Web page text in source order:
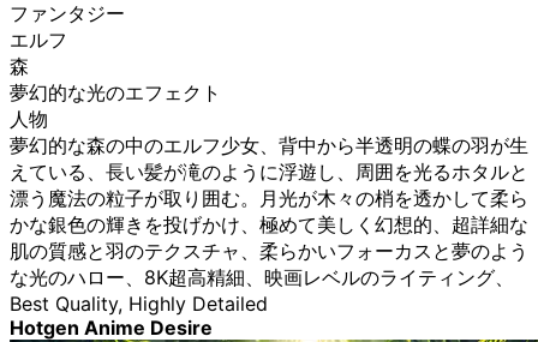
ファンタジー
エルフ
森
夢幻的な光のエフェクト
人物
夢幻的な森の中のエルフ少女、背中から半透明の蝶の羽が生
えている、長い髪が滝のように浮遊し、周囲を光るホタルと
漂う魔法の粒子が取り囲む。月光が木々の梢を透かして柔ら
かな銀色の輝きを投げかけ、極めて美しく幻想的、超詳細な
肌の質感と羽のテクスチャ、柔らかいフォーカスと夢のよう
な光のハロー、8K超高精細、映画レベルのライティング、
Best Quality, Highly Detailed
Hotgen Anime Desire